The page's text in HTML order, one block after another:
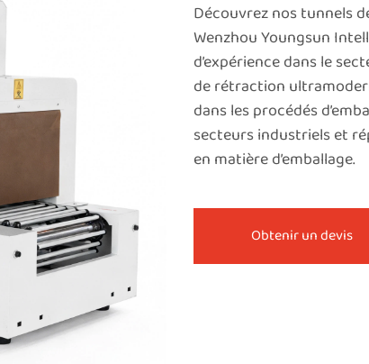
Découvrez nos tunnels
Wenzhou Youngsun
d’expérience dans le
de rétraction
dans les procédés
secteurs industriels et
en matière d’emballage.
Obtenir un devis